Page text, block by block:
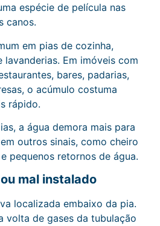
espécie de película nas
canos.
em pias de cozinha,
lavanderias. Em imóveis com
bares, padarias,
o acúmulo costuma
rápido.
a água demora mais para
outros sinais, como cheiro
pequenos retornos de água.
mal instalado
localizada embaixo da pia.
volta de gases da tubulação